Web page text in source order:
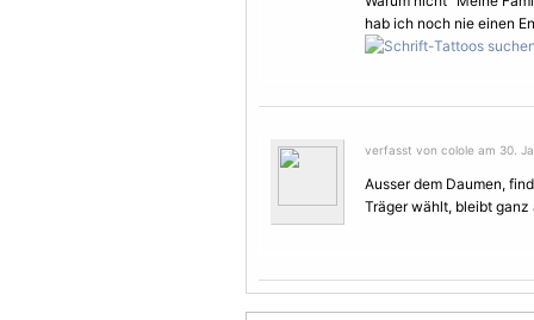
hab ich noch nie einen
verfasst von colole am 30.
Ausser dem Daumen,
Träger wählt, bleibt